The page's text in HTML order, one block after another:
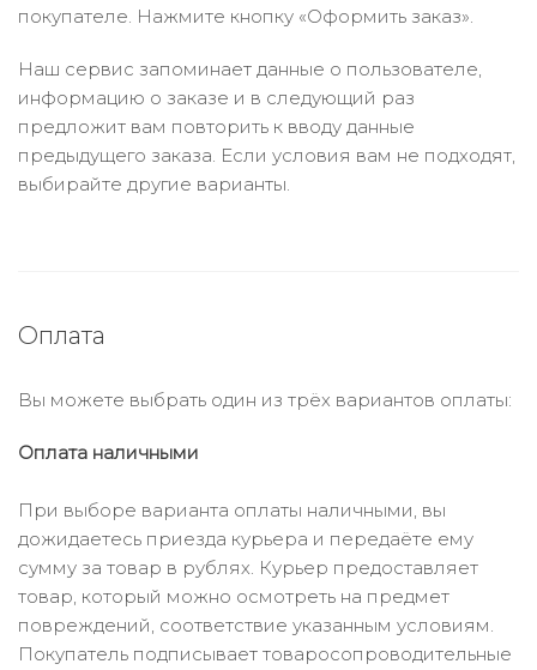
покупателе. Нажмите кнопку «Оформить заказ».
Наш сервис запоминает данные о пользователе,
информацию о заказе и в следующий раз
предложит вам повторить к вводу данные
предыдущего заказа. Если условия вам не подходят,
выбирайте другие варианты.
Оплата
Вы можете выбрать один из трёх вариантов оплаты:
Оплата наличными
При выборе варианта оплаты наличными, вы
дожидаетесь приезда курьера и передаёте ему
сумму за товар в рублях. Курьер предоставляет
товар, который можно осмотреть на предмет
повреждений, соответствие указанным условиям.
Покупатель подписывает товаросопроводительные